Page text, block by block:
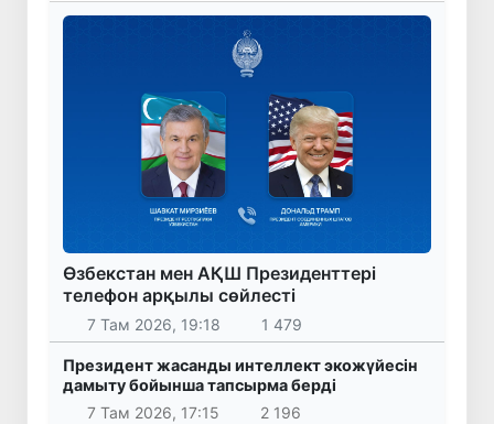
Өзбекстан мен АҚШ Президенттері
телефон арқылы сөйлесті
7 Там 2026, 19:18 1 479
Президент жасанды интеллект экожүйесін
дамыту бойынша тапсырма берді
7 Там 2026, 17:15
2 196